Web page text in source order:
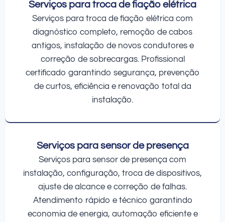
Serviços para troca de fiação elétrica
Serviços para troca de fiação elétrica com
diagnóstico completo, remoção de cabos
antigos, instalação de novos condutores e
correção de sobrecargas. Profissional
certificado garantindo segurança, prevenção
de curtos, eficiência e renovação total da
instalação.
Serviços para sensor de presença
Serviços para sensor de presença com
instalação, configuração, troca de dispositivos,
ajuste de alcance e correção de falhas.
Atendimento rápido e técnico garantindo
economia de energia, automação eficiente e